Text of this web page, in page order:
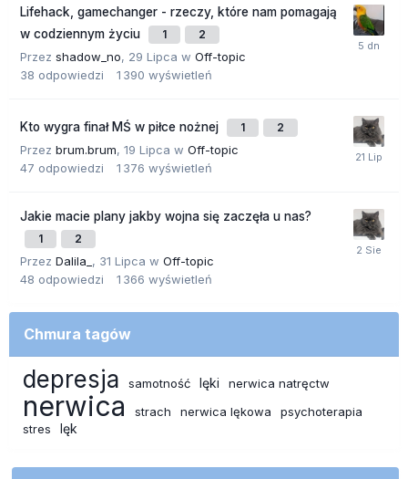
Lifehack, gamechanger - rzeczy, które nam pomagają
w codziennym życiu
1 2
Przez shadow_no, 29 Lipca w Off-topic
38 odpowiedzi 1 390 wyświetleń
Kto wygra finał MŚ w piłce nożnej 1 2
Przez brum.brum, 19 Lipca w Off-topic
47 odpowiedzi 1 376 wyświetleń
Jakie macie plany jakby wojna się zaczęła u nas?
1 2
Przez Dalila_ , 31 Lipca w Off-topic
48 odpowiedzi 1 366 wyświetleń
Chmura tagów
depresja samotność lęki nerwica natręctw
nerwica strach nerwica lękowa
psychoterapia
stres
lęk